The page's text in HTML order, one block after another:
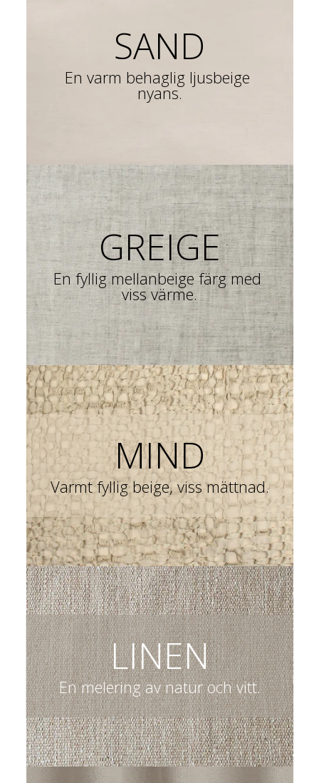
SAND
En varm behaglig ljusbeige
nyans.
GREIGE
En fyllig mellanbeige färg med
viss värme.
MIND
Varmt fyllig beige, viss mättnad.
LINEN
En melering av natur och vitt.